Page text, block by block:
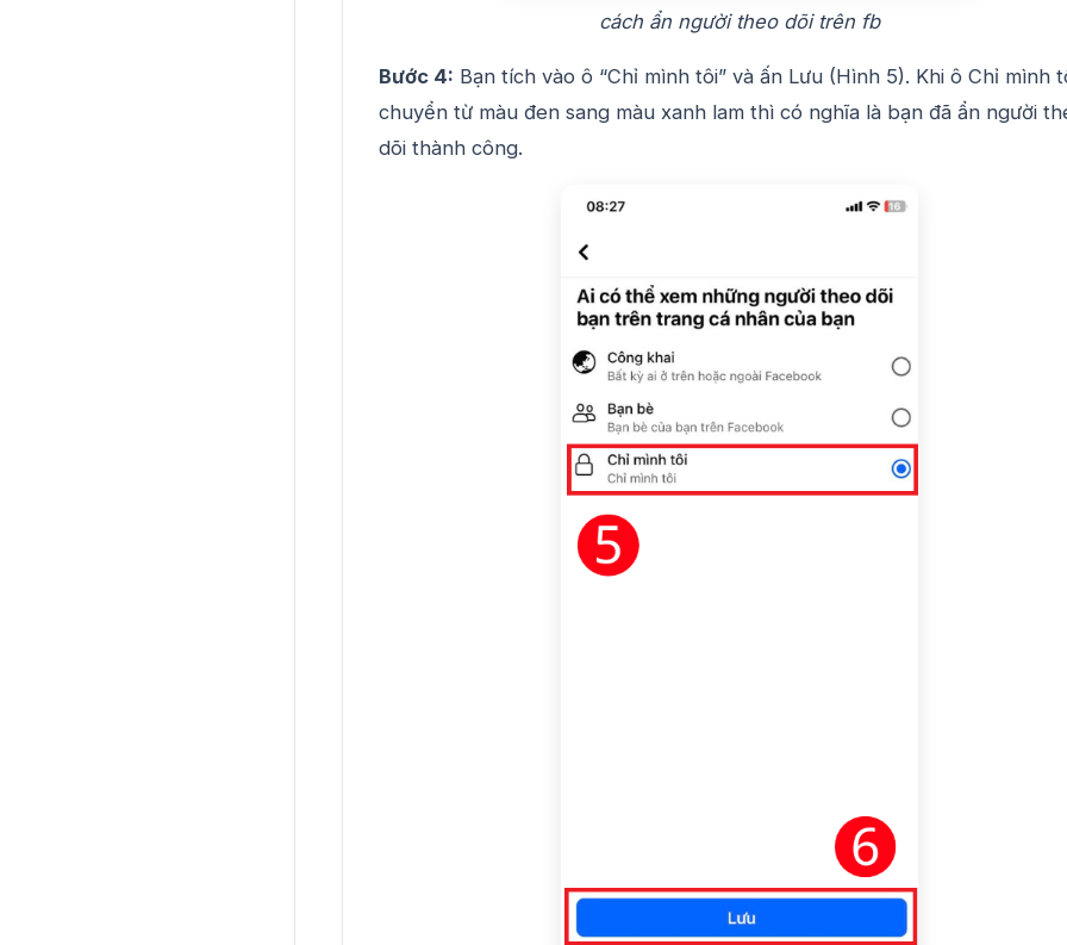
cách ẩn người theo dõi trên fb
Bước 4: Bạn tích vào ô “Chỉ mình tôi” và ấn Lưu (Hình 5). Khi ô Chỉ mình
chuyển từ màu đen sang màu xanh lam thì có nghĩa là bạn đã ẩn người
dõi thành công.